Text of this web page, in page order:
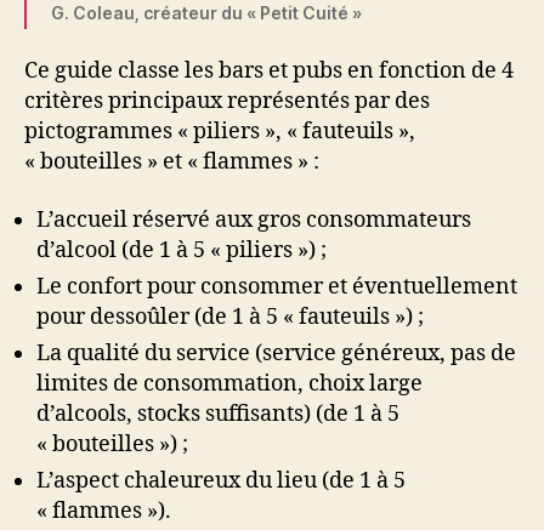
G. Coleau, créateur du « Petit Cuité »
Ce guide classe les bars et pubs en fonction de 4
critères principaux représentés par des
pictogrammes « piliers », « fauteuils »,
« bouteilles » et « flammes » :
L’accueil réservé aux gros consommateurs
d’alcool (de 1 à 5 « piliers ») ;
Le confort pour consommer et éventuellement
pour dessoûler (de 1 à 5 « fauteuils ») ;
La qualité du service (service généreux, pas de
limites de consommation, choix large
d’alcools, stocks suffisants) (de 1 à 5
« bouteilles ») ;
L’aspect chaleureux du lieu (de 1 à 5
« flammes »).